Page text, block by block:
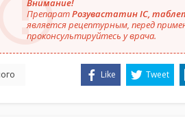
Внимание!
ПрепаратРозувастатин IC,
является рецептурным, перед
проконсультируйтесь у врача.
Like Tweet